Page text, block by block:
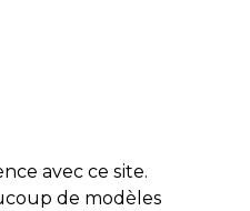
avec ce site.
de modèles